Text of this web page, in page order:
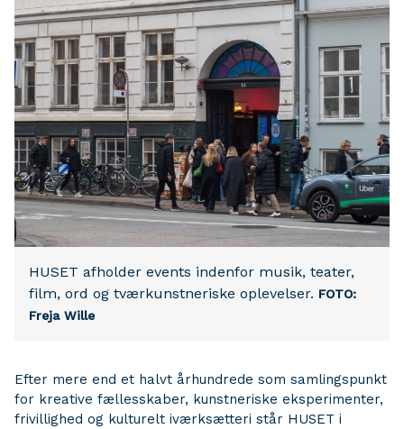
HUSET afholder events indenfor musik, teater,
film, ord og tværkunstneriske oplevelser. FOTO:
Freja Wille
Efter mere end et halvt århundrede som samlingspunkt
for kreative fællesskaber, kunstneriske eksperimenter,
frivillighed og kulturelt iværksætteri står HUSET i